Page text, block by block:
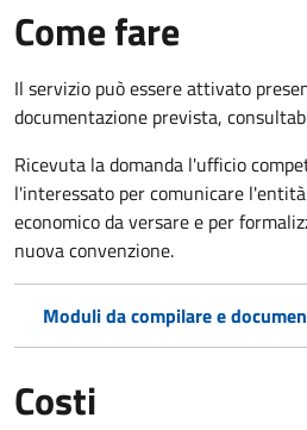
Come fare
Il servizio può essere attivato
documentazione prevista,
Ricevuta la domanda l'ufficio
l'interessato per comunicare
economico da versare e per
nuova convenzione.
Moduli da compilare e
Costi